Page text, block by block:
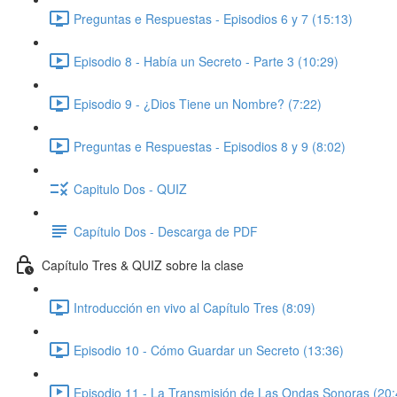
Preguntas e Respuestas - Episodios 6 y 7 (15:13)
Episodio 8 - Había un Secreto - Parte 3 (10:29)
Episodio 9 - ¿Dios Tiene un Nombre? (7:22)
Preguntas e Respuestas - Episodios 8 y 9 (8:02)
Capitulo Dos - QUIZ
Capítulo Dos - Descarga de PDF
Capítulo Tres & QUIZ sobre la clase
Introducción en vivo al Capítulo Tres (8:09)
Episodio 10 - Cómo Guardar un Secreto (13:36)
Episodio 11 - La Transmisión de Las Ondas Sonoras